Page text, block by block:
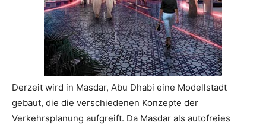
Derzeit wird in Masdar, Abu Dhabi eine Modellstadt
gebaut, die die verschiedenen Konzepte der
Verkehrsplanung aufgreift. Da Masdar als autofreies